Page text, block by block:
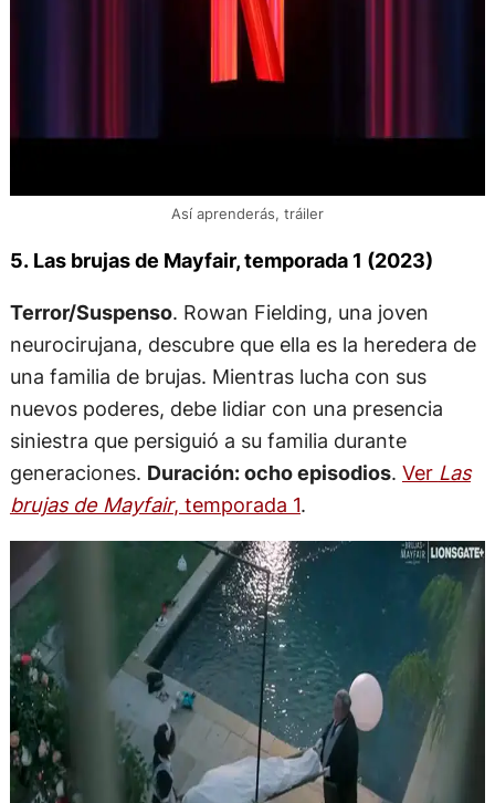
Así aprenderás, tráiler
5. Las brujas de Mayfair, temporada 1 (2023)
Terror/Suspenso. Rowan Fielding, una joven
neurocirujana, descubre que ella es la heredera de
una familia de brujas. Mientras lucha con sus
nuevos poderes, debe lidiar con una presencia
siniestra que persiguió a su familia durante
generaciones. Duración: ocho episodios. Ver Las
brujas de Mayfair, temporada 1.